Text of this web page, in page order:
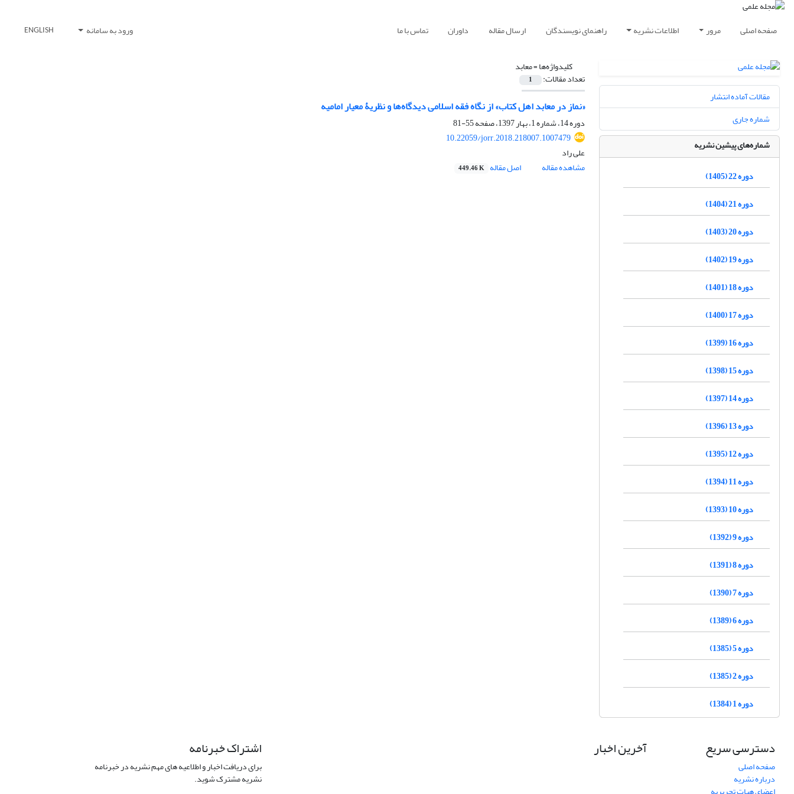
صفحه اصلی مرور اطلاعات نشریه راهنمای نویسندگان ارسال مقاله داوران تماس با ما ورود به سامانه ENGLISH
کلیدواژه‌ها =معابد
تعداد مقالات: 1
«نماز در معابد اهل کتاب» از نگاه فقه اسلامی دیدگاه‌ها و نظریۀ معیار امامیه
دوره 14، شماره 1، بهار 1397، صفحه
55-81
10.22059/jorr.2018.218007.1007479
علی راد
مشاهده مقاله
اصل مقاله 449.46 K
مقالات آماده انتشار
شماره جاری
شماره‌های پیشین نشریه
دوره 22 (1405)
دوره 21 (1404)
دوره 20 (1403)
دوره 19 (1402)
دوره 18 (1401)
دوره 17 (1400)
دوره 16 (1399)
دوره 15 (1398)
دوره 14 (1397)
دوره 13 (1396)
دوره 12 (1395)
دوره 11 (1394)
دوره 10 (1393)
دوره 9 (1392)
دوره 8 (1391)
دوره 7 (1390)
دوره 6 (1389)
دوره 5 (1385)
دوره 2 (1385)
دوره 1 (1384)
دسترسی سریع
صفحه اصلی
درباره نشریه
آخرین اخبار اشتراک خبرنامه
برای دریافت اخبار و اطلاعیه های مهم نشریه در خبرنامه
نشریه مشترک شوید.